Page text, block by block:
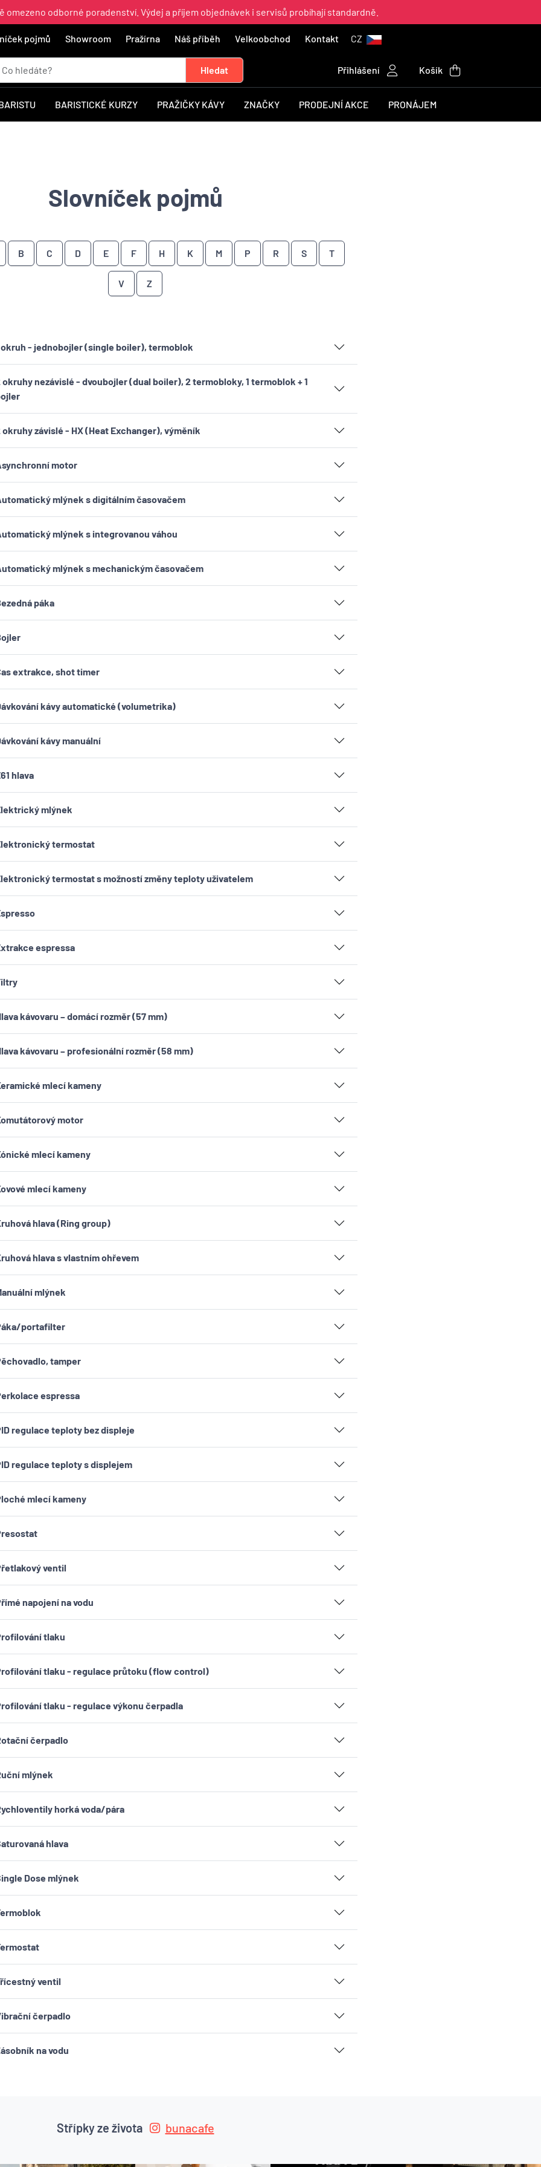
omezeno odborné poradenství. Výdej a příjem objednávek i servisů probíhají standardně.
pojmů Showroom Pražírna Náš příběh Velkoobchod Kontakt CZ
Přihlášení Košík
BARISTICKÉ KURZY PRAŽIČKY KÁVY ZNAČKY PRODEJNÍ AKCE PRONÁJEM
Slovníček pojmů
B C D E F H K M P R S T
V Z
okruh - jednobojler (single boiler), termoblok
okruhy nezávislé - dvoubojler (dual boiler), 2 termobloky, 1 termoblok + 1
okruhy závislé - HX (Heat Exchanger), výměník
motor
mlýnek s digitálním časovačem
mlýnek s integrovanou váhou
mlýnek s mechanickým časovačem
páka
extrakce, shot timer
kávy automatické (volumetrika)
kávy manuální
hlava
mlýnek
termostat
termostat s možností změny teploty uživatelem
espressa
kávovaru – domácí rozměr (57 mm)
kávovaru – profesionální rozměr (58 mm)
mlecí kameny
motor
mlecí kameny
mlecí kameny
hlava (Ring group)
hlava s vlastním ohřevem
mlýnek
portafilter
tamper
espressa
regulace teploty bez displeje
regulace teploty s displejem
mlecí kameny
ventil
napojení na vodu
tlaku
tlaku - regulace průtoku (flow control)
tlaku - regulace výkonu čerpadla
čerpadlo
mlýnek
horká voda/pára
hlava
Dose mlýnek
ventil
čerpadlo
na vodu
Střípky ze života bunacafe